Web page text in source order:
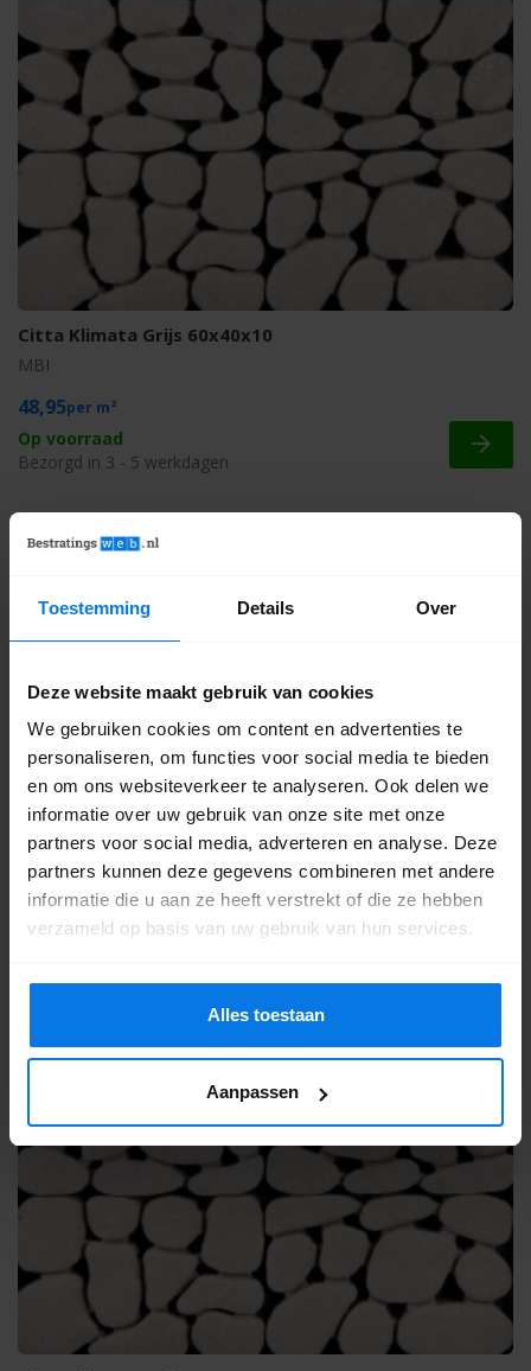
Toestemming Details Over
Deze website maakt gebruik van cookies
We gebruiken cookies om content en advertenties te
personaliseren, om functies voor social media te bieden
en om ons websiteverkeer te analyseren. Ook delen we
informatie over uw gebruik van onze site met onze
partners voor social media, adverteren en analyse. Deze
partners kunnen deze gegevens combineren met andere
informatie die u aan ze heeft verstrekt of die ze hebben
verzameld op basis van uw gebruik van hun services.
Alles toestaan
Aanpassen
Citta Klimata Grijs 60x40x10
MBI
48,95 m²
Op voorraad
Bezorgd in 3 - 5 werkdagen
Citta Klimata Antraciet 60x60x10
MBI
48,95 m²
Offerte aanvragen